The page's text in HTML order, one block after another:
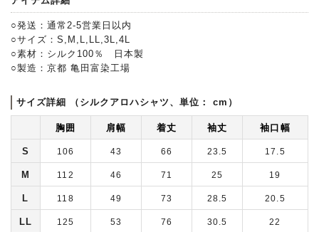
○発送：通常2-5営業日以内
○サイズ：S,M,L,LL,3L,4L
○素材：シルク100％ 日本製
○製造：京都 亀田富染工場
サイズ詳細 （シルクアロハシャツ、単位： cm）
胸囲 肩幅 着丈 袖丈 袖口幅
S 106 43 66 23.5 17.5
M 112 46 71 25 19
L 118 49 73 28.5 20.5
LL 125 53 76 30.5 22